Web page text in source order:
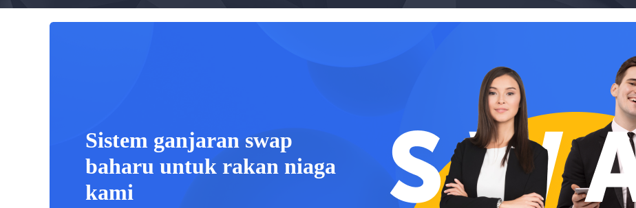
Sistem ganjaran swap
baharu untuk rakan niaga
kami